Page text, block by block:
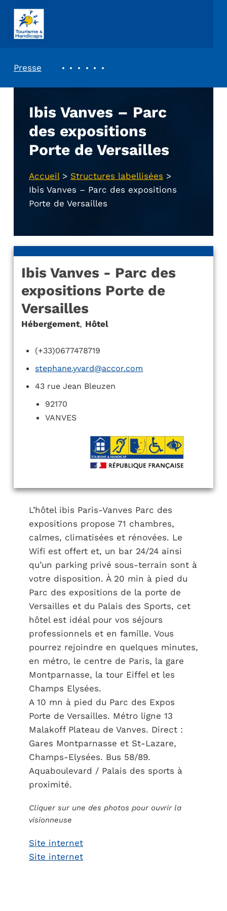
ASSOCIATION TOURISME ET HANDICAPS
Presse
Ibis Vanves – Parc
des expositions
Porte de Versailles
Accueil> Structures labellisées >
Ibis Vanves – Parc des expositions
Porte de Versailles
Ibis Vanves - Parc des
expositions Porte de
Versailles
Hébergement, Hôtel
(+33)0677478719
stephane.yvard@accor.com
43 rue Jean Bleuzen
92170
VANVES
L’hôtel ibis Paris-Vanves Parc des
expositions propose 71 chambres,
calmes, climatisées et rénovées. Le
Wifi est offert et, un bar 24/24 ainsi
qu’un parking privé sous-terrain sont à
votre disposition. À 20 min à pied du
Parc des expositions de la porte de
Versailles et du Palais des Sports, cet
hôtel est idéal pour vos séjours
professionnels et en famille. Vous
pourrez rejoindre en quelques minutes,
en métro, le centre de Paris, la gare
Montparnasse, la tour Eiffel et les
Champs Elysées.
A 10 mn à pied du Parc des Expos
Porte de Versailles. Métro ligne 13
Malakoff Plateau de Vanves. Direct :
Gares Montparnasse et St-Lazare,
Champs-Elysées. Bus 58/89.
Aquaboulevard / Palais des sports à
proximité.
Cliquer sur une des photos pour ouvrir la
visionneuse
Site internet
Site internet